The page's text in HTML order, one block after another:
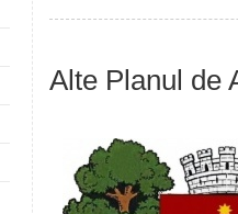
Alte Planul de